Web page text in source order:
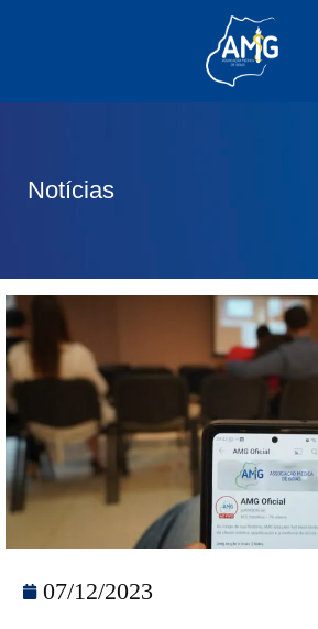
Notícias
07/12/2023